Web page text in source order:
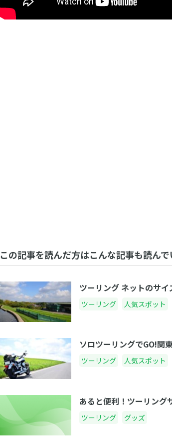
この記事を読んだ方はこんな記事も読ん
ツーリング ネットのサ
ツーリング 人気スポット
ソロツーリングでGO!関
ツーリング 人気スポット
あると便利！ツーリング
ツーリング グッズ